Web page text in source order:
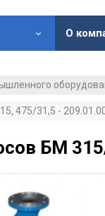
О
475/31,5 -
БМ